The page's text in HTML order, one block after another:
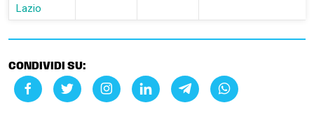
Lazio
CONDIVIDI SU: